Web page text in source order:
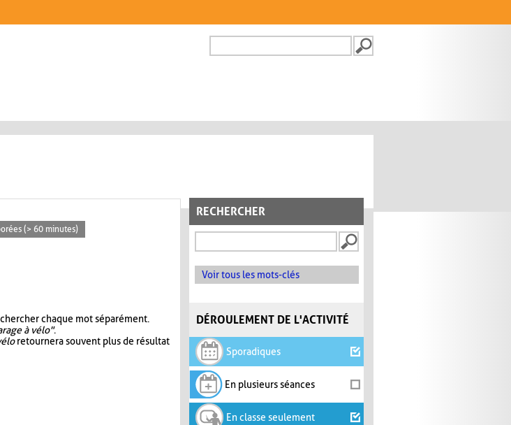
FORMULAIRE DE
RECHERCHER
Voir tous les mots-clés
DÉROULEMENT DE L'ACTIVITÉ
Sporadiques
En plusieurs séances
En classe seulement
(> 60 minutes)
chaque mot séparément.
à vélo".
retournera souvent plus de résultat